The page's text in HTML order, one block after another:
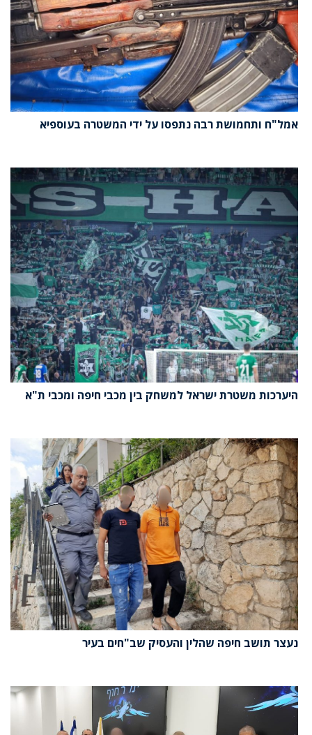
אמל"ח ותחמושת רבה נתפסו על ידי המשטרה בעוספיא
היערכות משטרת ישראל למשחק בין מכבי חיפה ומכבי ת"א
נעצר תושב חיפה שהלין והעסיק שב"חים בעיר